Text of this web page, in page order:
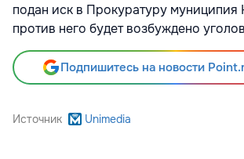
подан иск в Прокуратуру муниципия
против него будет возбуждено
Подпишитесь на новости
Источник Unimedia